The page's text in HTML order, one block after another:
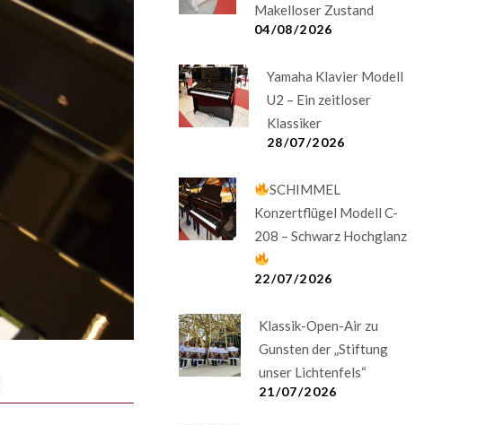
Makelloser Zustand
04/08/2026
Yamaha Klavier Modell
U2 – Ein zeitloser
Klassiker
28/07/2026
SCHIMMEL
Konzertflügel Modell C-
208 – Schwarz Hochglanz
22/07/2026
Klassik-Open-Air zu
Gunsten der „Stiftung
unser Lichtenfels“
21/07/2026